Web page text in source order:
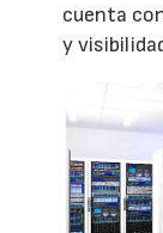
cuenta
y